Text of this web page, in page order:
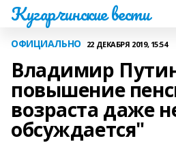
Кугарчинские вести
ОФИЦИАЛЬНО 22 ДЕКАБРЯ 2019, 15:54
Владимир
повышение
возраста даже
обсуждается"